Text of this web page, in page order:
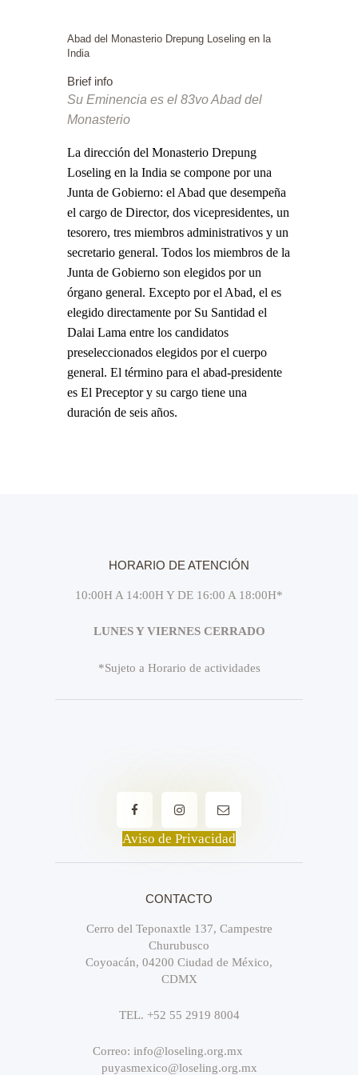
Abad del Monasterio Drepung Loseling en la
India
Brief info
Su Eminencia es el 83vo Abad del
Monasterio
La dirección del Monasterio Drepung
Loseling en la India se compone por una
Junta de Gobierno: el Abad que desempeña
el cargo de Director, dos vicepresidentes, un
tesorero, tres miembros administrativos y un
secretario general. Todos los miembros de la
Junta de Gobierno son elegidos por un
órgano general. Excepto por el Abad, el es
elegido directamente por Su Santidad el
Dalai Lama entre los candidatos
preseleccionados elegidos por el cuerpo
general. El término para el abad-presidente
es El Preceptor y su cargo tiene una
duración de seis años.
HORARIO DE ATENCIÓN
10:00H A 14:00H Y DE 16:00 A 18:00H*
LUNES Y VIERNES CERRADO
*Sujeto a Horario de actividades
Aviso de Privacidad
CONTACTO
Cerro del Teponaxtle 137, Campestre
Churubusco
Coyoacán, 04200 Ciudad de México,
CDMX
TEL. +52 55 2919 8004
Correo: info@loseling.org.mx
puyasmexico@loseling.org.mx